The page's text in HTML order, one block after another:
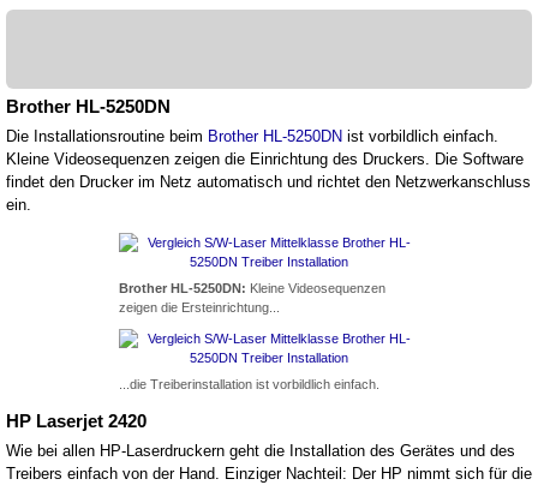
Brother HL-5250DN
Die Installationsroutine beim Brother HL-5250DN ist vorbildlich einfach.
Kleine Videosequenzen zeigen die Einrichtung des Druckers. Die Software
findet den Drucker im Netz automatisch und richtet den Netzwerkanschluss
ein.
Brother HL-5250DN: Kleine Videosequenzen
zeigen die Ersteinrichtung...
...die Treiberinstallation ist vorbildlich einfach.
HP Laserjet 2420
Wie bei allen HP-Laserdruckern geht die Installation des Gerätes und des
Treibers einfach von der Hand. Einziger Nachteil: Der HP nimmt sich für die